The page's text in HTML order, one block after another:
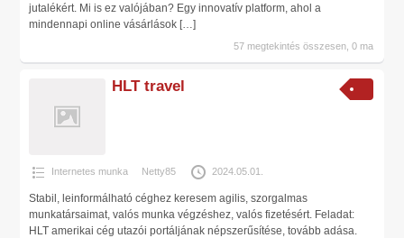
jutalékért. Mi is ez valójában? Egy innovatív platform, ahol a
mindennapi online vásárlások […]
57 megtekintés összesen, 0 ma
HLT travel
Internetes munka Netty85 2024.05.01.
Stabil, leinformálható céghez keresem agilis, szorgalmas
munkatársaimat, valós munka végzéshez, valós fizetésért. Feladat:
HLT amerikai cég utazói portáljának népszerűsítése, tovább adása.